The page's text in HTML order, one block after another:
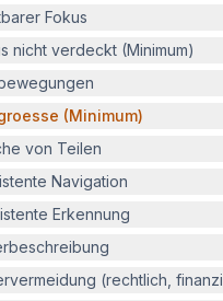
Fokus
nicht verdeckt (Minimum)
Barriere:(Minimum)
von Teilen
Navigation
Erkennung
(rechtlich,